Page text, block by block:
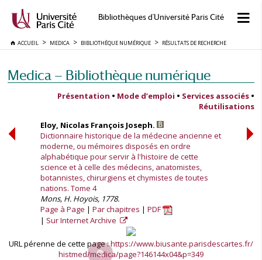
Bibliothèques d'Université Paris Cité
ACCUEIL MEDICA BIBLIOTHÈQUE NUMÉRIQUE RÉSULTATS DE RECHERCHE
Medica — Bibliothèque numérique
Présentation • Mode d’emploi • Services associés •
Réutilisations
Eloy, Nicolas François Joseph.
Dictionnaire historique de la médecine ancienne et
moderne, ou mémoires disposés en ordre
alphabétique pour servir à l'histoire de cette
science et à celle des médecins, anatomistes,
botannistes, chirurgiens et chymistes de toutes
nations. Tome 4
Mons, H. Hoyois, 1778.
Page à Page
Par chapitres
PDF
Sur Internet Archive
URL pérenne de cette page :https://www.biusante.parisdescartes.fr/
histmed/medica/page?146144x04&p=349